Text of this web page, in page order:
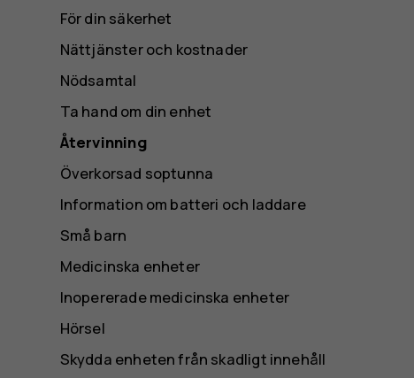
För din säkerhet
Nättjänster och kostnader
Nödsamtal
Ta hand om din enhet
Återvinning
Överkorsad soptunna
Information om batteri och laddare
Små barn
Medicinska enheter
Inopererade medicinska enheter
Hörsel
Skydda enheten från skadligt innehåll